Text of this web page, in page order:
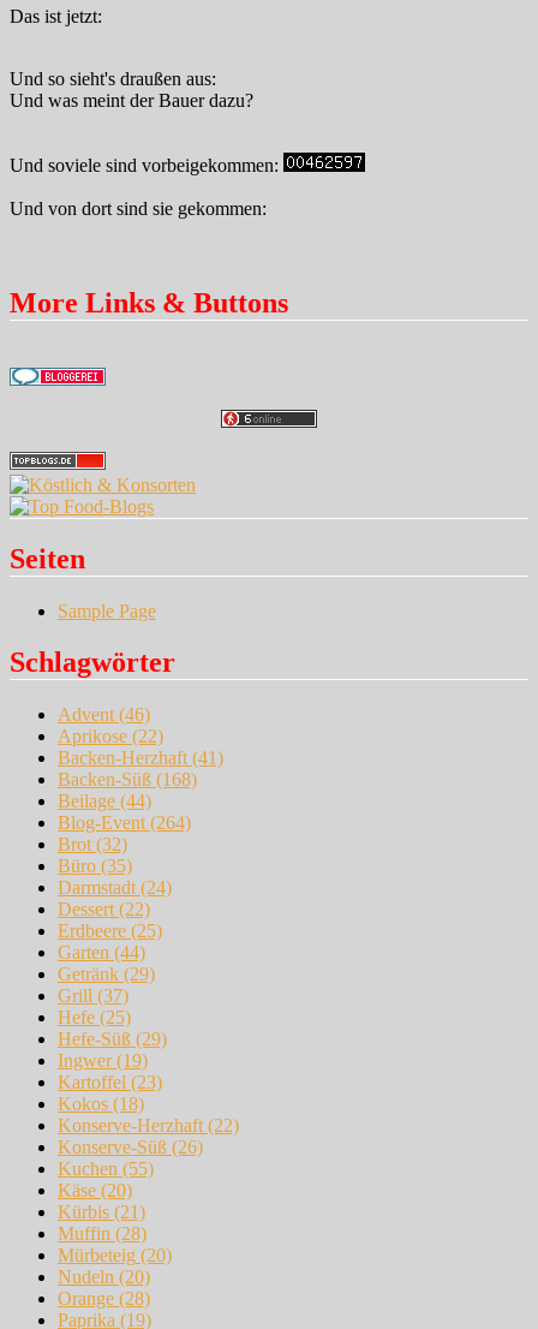
Das ist jetzt:
Und so sieht's draußen aus:
Und was meint der Bauer dazu?
Und soviele sind vorbeigekommen:
Und von dort sind sie gekommen:
More Links & Buttons
Seiten
Sample Page
Schlagwörter
Advent (46)
Aprikose (22)
Backen-Herzhaft (41)
Backen-Süß (168)
Beilage (44)
Blog-Event (264)
Brot (32)
Büro (35)
Darmstadt (24)
Dessert (22)
Erdbeere (25)
Garten (44)
Getränk (29)
Grill (37)
Hefe (25)
Hefe-Süß (29)
Ingwer(19)
Kartoffel (23)
Kokos (18)
Konserve-Herzhaft (22)
Konserve-Süß (26)
Kuchen (55)
Käse (20)
Kürbis (21)
Muffin (28)
Mürbeteig (20)
Nudeln (20)
Orange (28)
Paprika (19)